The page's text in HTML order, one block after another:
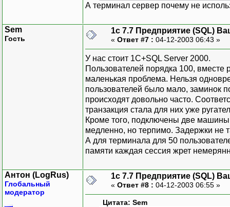
А терминал сервер почему не
Sem
Гость
1с 7.7 Предприятие (SQL)
« Ответ #7 : 04-12-2003 06:43 »
У нас стоит 1С+SQL Server 2000.
Пользователей порядка 100,
маленькая проблема. Нельзя
пользователей было мало, заминок
происходят довольно часто.
транзакция стала для них уже
Кроме того, подключены две машины
медленно, но терпимо. Задержки не
А для терминала для 50
памяти каждая сессия жрет
Антон (LogRus)
Глобальный
модератор
1с 7.7 Предприятие (SQL)
« Ответ #8 : 04-12-2003 06:55 »
Цитата: Sem